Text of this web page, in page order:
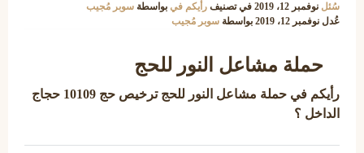
سُئل نوفمبر 12، 2019 في تصنيف رأيكم في بواسطة سوبر مُجيب
عُدل نوفمبر 12، 2019 بواسطة سوبر مُجيب
حملة مشاعل النور للحج
رأيكم في حملة مشاعل النور
للحج ترخيص حج 10109 حجاج
الداخل ؟